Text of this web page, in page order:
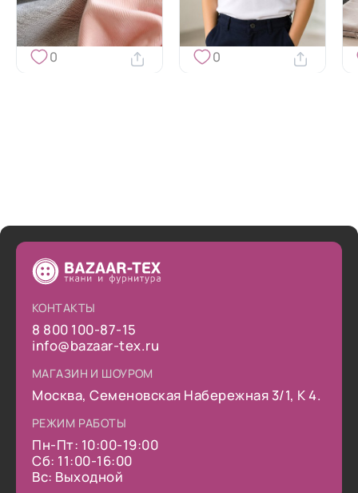
0 0
КОНТАКТЫ
8 800 100-87-15
info@bazaar-tex.ru
МАГАЗИН И ШОУРОМ
Москва, Семеновская Набережная 3/1, К 4.
РЕЖИМ РАБОТЫ
Пн-Пт: 10:00-19:00
Сб: 11:00-16:00
Вс: Выходной